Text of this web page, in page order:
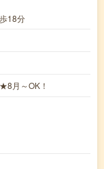
18分
月～OK！